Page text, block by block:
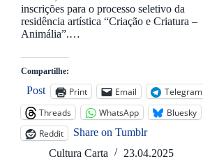
inscrições para o processo seletivo da
residência artística “Criação e Criatura –
Animália”.…
Compartilhe:
Post Print Email
Telegram
Threads
WhatsApp
Bluesky
Reddit
Share on Tumblr
Cultura Carta
23.04.2025